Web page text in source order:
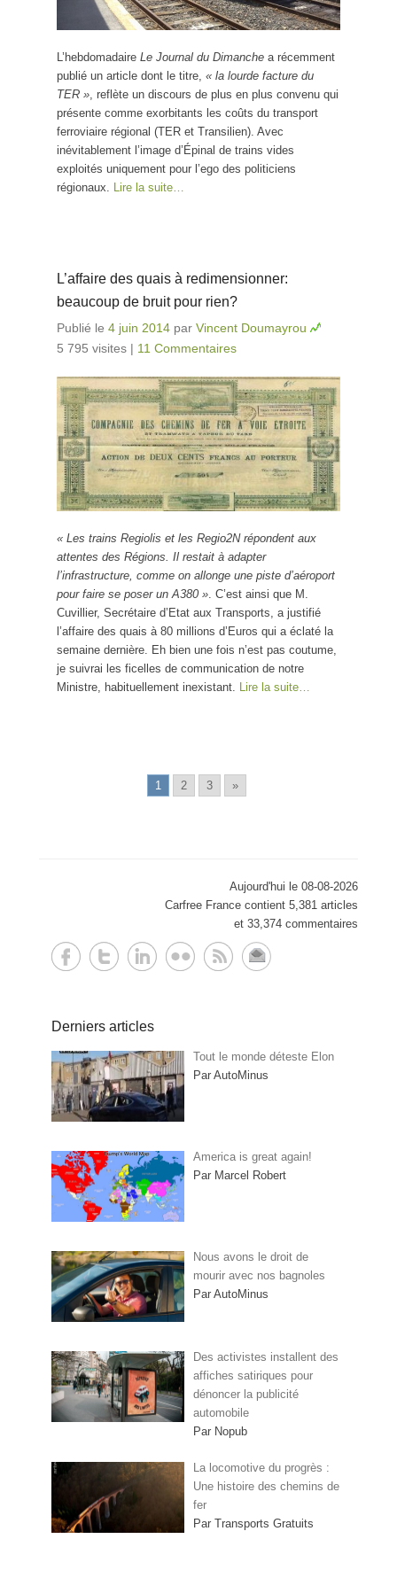
L’hebdomadaire Le Journal du Dimanche a récemment
publié un article dont le titre, « la lourde facture du
TER » , reflète un discours de plus en plus convenu qui
présente comme exorbitants les coûts du transport
ferroviaire régional (TER et Transilien). Avec
inévitablement l’image d’Épinal de trains vides
exploités uniquement pour l’ego des politiciens
régionaux. Lire la suite…
L’affaire des quais à redimensionner:
beaucoup de bruit pour rien?
Publié le 4 juin 2014 par Vincent Doumayrou
5 795 visites | 11 Commentaires
« Les trains Regiolis et les Regio2N répondent aux
attentes des Régions. Il restait à adapter
l’infrastructure, comme on allonge une piste d’aéroport
pour faire se poser un A380 ». C’est ainsi que M.
Cuvillier, Secrétaire d’Etat aux Transports, a justifié
l’affaire des quais à 80 millions d’Euros qui a éclaté la
semaine dernière. Eh bien une fois n’est pas coutume,
je suivrai les ficelles de communication de notre
Ministre, habituellement inexistant. Lire la suite…
1 2 3 »
Aujourd'hui le 08-08-2026
Carfree France contient 5,381 articles
et 33,374 commentaires
Derniers articles
Tout le monde déteste Elon
Par AutoMinus
America is great again!
Par Marcel Robert
Nous avons le droit de
mourir avec nos bagnoles
Par AutoMinus
Des activistes installent des
affiches satiriques pour
dénoncer la publicité
automobile
Par Nopub
La locomotive du progrès :
Une histoire des chemins de
fer
Par Transports Gratuits